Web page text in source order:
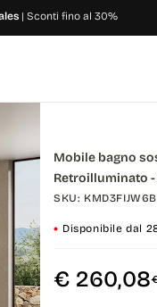
| Sconti fino al 30%
Mobile bagno
Retroilluminato
SKU:
Disponibile dal
€ 260,08